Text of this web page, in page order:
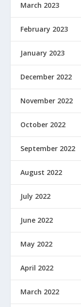
March 2023
February 2023
January 2023
December 2022
November 2022
October 2022
September 2022
August 2022
July 2022
June 2022
May 2022
April 2022
March 2022